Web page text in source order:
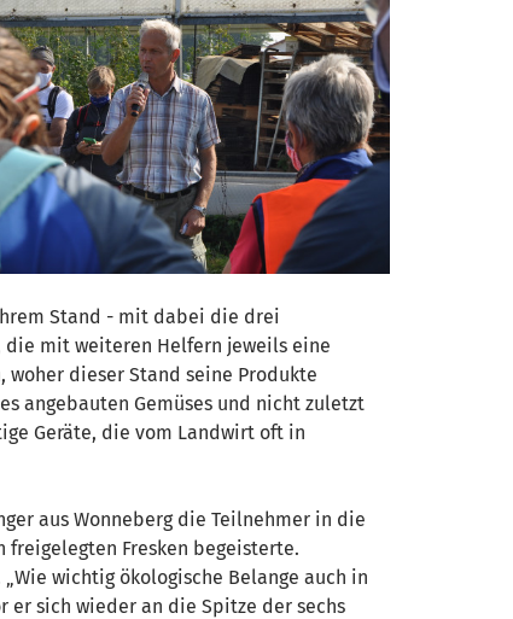
Stand - mit dabei die drei
die mit weiteren Helfern jeweils eine
dieser Stand seine Produkte
angebauten Gemüses und nicht zuletzt
Geräte, die vom Landwirt oft in
aus Wonneberg die Teilnehmer in die
Fresken begeisterte.
wichtig ökologische Belange auch in
er sich wieder an die Spitze der sechs